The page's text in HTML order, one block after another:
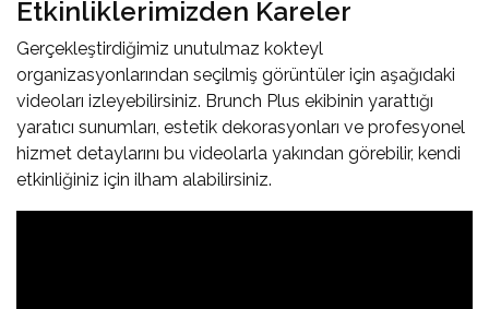
Etkinliklerimizden Kareler
Gerçekleştirdiğimiz unutulmaz kokteyl
organizasyonlarından seçilmiş görüntüler için aşağıdaki
videoları izleyebilirsiniz. Brunch Plus ekibinin yarattığı
yaratıcı sunumları, estetik dekorasyonları ve profesyonel
hizmet detaylarını bu videolarla yakından görebilir, kendi
etkinliğiniz için ilham alabilirsiniz.